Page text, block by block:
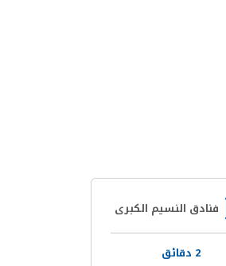
فنادق النسيم الكبرى
2 دقائق